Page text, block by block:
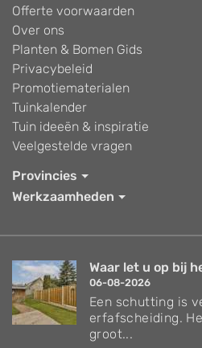
Offerte voorwaarden
Over ons
Planten & Bomen Gids
Privacybeleid
Promotiematerialen
Tuinkalender
Tuin ideeën & inspiratie
Veelgestelde vragen
Provincies
Werkzaamheden
Waar let u op bij
06-08-2026
Een schutting is
erfafscheiding.
groot...